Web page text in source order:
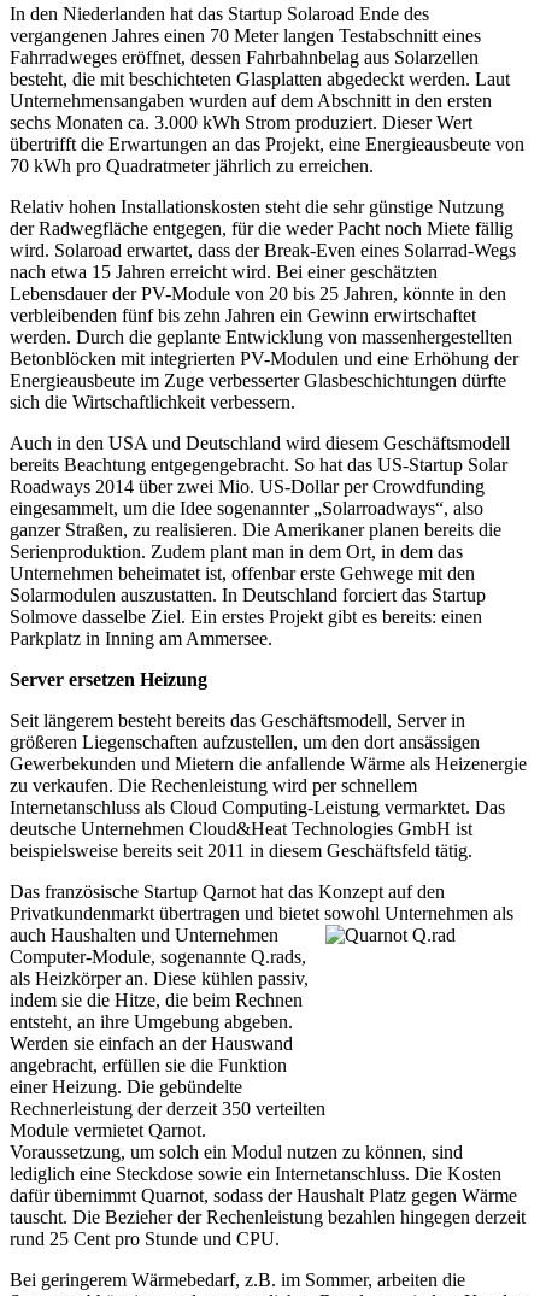
In den Niederlanden hat das Startup Solaroad Ende des
vergangenen Jahres einen 70 Meter langen Testabschnitt eines
Fahrradweges eröffnet, dessen Fahrbahnbelag aus Solarzellen
besteht, die mit beschichteten Glasplatten abgedeckt werden. Laut
Unternehmensangaben wurden auf dem Abschnitt in den ersten
sechs Monaten ca. 3.000 kWh Strom produziert. Dieser Wert
übertrifft die Erwartungen an das Projekt, eine Energieausbeute von
70 kWh pro Quadratmeter jährlich zu erreichen.
Relativ hohen Installationskosten steht die sehr günstige Nutzung
der Radwegfläche entgegen, für die weder Pacht noch Miete fällig
wird. Solaroad erwartet, dass der Break-Even eines Solarrad-Wegs
nach etwa 15 Jahren erreicht wird. Bei einer geschätzten
Lebensdauer der PV-Module von 20 bis 25 Jahren, könnte in den
verbleibenden fünf bis zehn Jahren ein Gewinn erwirtschaftet
werden. Durch die geplante Entwicklung von massenhergestellten
Betonblöcken mit integrierten PV-Modulen und eine Erhöhung der
Energieausbeute im Zuge verbesserter Glasbeschichtungen dürfte
sich die Wirtschaftlichkeit verbessern.
Auch in den USA und Deutschland wird diesem Geschäftsmodell
bereits Beachtung entgegengebracht. So hat das US-Startup Solar
Roadways 2014 über zwei Mio. US-Dollar per Crowdfunding
eingesammelt, um die Idee sogenannter „Solarroadways“, also
ganzer Straßen, zu realisieren. Die Amerikaner planen bereits die
Serienproduktion. Zudem plant man in dem Ort, in dem das
Unternehmen beheimatet ist, offenbar erste Gehwege mit den
Solarmodulen auszustatten. In Deutschland forciert das Startup
Solmove dasselbe Ziel. Ein erstes Projekt gibt es bereits: einen
Parkplatz in Inning am Ammersee.
Server ersetzen Heizung
Seit längerem besteht bereits das Geschäftsmodell, Server in
größeren Liegenschaften aufzustellen, um den dort ansässigen
Gewerbekunden und Mietern die anfallende Wärme als Heizenergie
zu verkaufen. Die Rechenleistung wird per schnellem
Internetanschluss als Cloud Computing-Leistung vermarktet. Das
deutsche Unternehmen Cloud&Heat Technologies GmbH ist
beispielsweise bereits seit 2011 in diesem Geschäftsfeld tätig.
Das französische Startup Qarnot hat das Konzept auf den
Privatkundenmarkt übertragen und bietet sowohl Unternehmen als
auch Haushalten und Unternehmen
Computer-Module, sogenannte Q.rads,
als Heizkörper an. Diese kühlen passiv,
indem sie die Hitze, die beim Rechnen
entsteht, an ihre Umgebung abgeben.
Werden sie einfach an der Hauswand
angebracht, erfüllen sie die Funktion
einer Heizung. Die gebündelte
Rechnerleistung der derzeit 350 verteilten
Module vermietet Qarnot.
Voraussetzung, um solch ein Modul nutzen zu können, sind
lediglich eine Steckdose sowie ein Internetanschluss. Die Kosten
dafür übernimmt Quarnot, sodass der Haushalt Platz gegen Wärme
tauscht. Die Bezieher der Rechenleistung bezahlen hingegen derzeit
rund 25 Cent pro Stunde und CPU.
Bei geringerem Wärmebedarf, z.B. im Sommer, arbeiten die